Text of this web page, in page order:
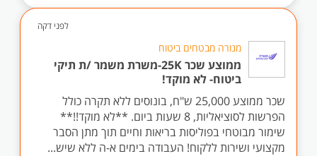
לפני דקה
מנורה מבטחים ביטוח
ממוצע שכר 25K-משרת משמר /ת תיקי
ביטוח- לא מוקד!
שכר ממוצע 25,000 ש"ח, בונוסים ללא תקרה כולל
הפרשות לסוציאליות, 8 שעות ביום. **לא מוקד!!**
שימור מבוטחי בפוליסות בריאות וחיים תוך מתן הסבר
מקצועי ושירות ללקוח! העבודה בימים א-ה ללא שיש...